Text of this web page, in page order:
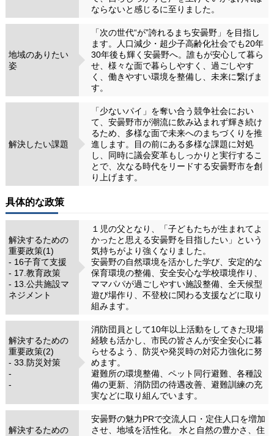
ならないと感じるに至りました。
地域のありたい
姿
「次の世代“が”誇れるまち安曇野」を目指し
ます。人口減少・超少子高齢化社会でも20年
30年後も輝く安曇野へ。誰もが安心して暮ら
せ、様々な面で暮らしやすく、過ごしやす
く、働きやすい環境を整備し、未来に繋げま
す。
解決したい課題
「少ないパイ」を奪い合う競争社会におい
て、安曇野市が潮流に飲み込まれず輝き続け
るため、多様な面で未来へのまちづくりを推
進します。目の前にある多様な課題に対処
し、同時に議会変革もしっかりと実行するこ
とで、次なる時代をリードする安曇野市を創
り上げます。
具体的な政策
解決するための
重要政策(1)
- 16子育て支援
- 17.教育政策
- 13.公共施設マ
ネジメント
１児の父となり、「子どもたちが生まれてよ
かったと思える安曇野を目指したい」という
気持ちがより強くなりました。
安曇野の自然環境を活かした学び、安定的な
保育環境の整備、安全安心な学校環境作り、
ママパパが過ごしやすい施設整備、全天候型
遊び場作り、不登校に関わる支援などに取り
組みます。
解決するための
重要政策(2)
- 33.防災対策
-
-
消防団員として10年以上活動をしてきた現場
経験も活かし、市民の皆さんが安全安心に暮
らせるよう、防災や発災時の対応力強化に努
めます。
避難所の環境整備、ペット同行避難、各種設
備の更新、消防団の待遇改善、避難訓練の充
実などに取り組んでいます。
解決するための
安曇野の魅力PRで交流人口・定住人口を増加
させ、地域を活性化。 水と自然の豊かさ、住